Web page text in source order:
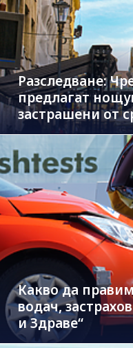
Разследване:
предлагат
застрашени от
Какво да
водач,
и Здраве“